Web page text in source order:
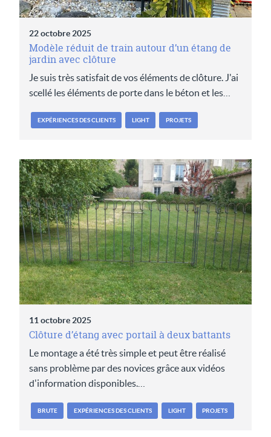
22 octobre 2025
Modèle réduit de train autour d’un étang de
jardin avec clôture
Je suis très satisfait de vos éléments de clôture. J'ai
scellé les éléments de porte dans le béton et les…
EXPÉRIENCES DES CLIENTS LIGHT PROJETS
11 octobre 2025
Clôture d’étang avec portail à deux battants
Le montage a été très simple et peut être réalisé
sans problème par des novices grâce aux vidéos
d'information disponibles.…
BRUTE EXPÉRIENCES DES CLIENTS LIGHT PROJETS